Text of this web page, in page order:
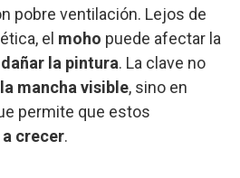
pobre ventilación. Lejos de
el moho puede afectar la
dañar la pintura. La clave no
mancha visible, sino en
permite que estos
crecer.